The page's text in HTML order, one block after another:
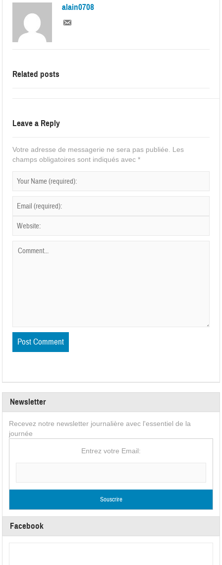
alain0708
Related posts
Leave a Reply
Votre adresse de messagerie ne sera pas publiée. Les
champs obligatoires sont indiqués avec*
Newsletter
Recevez notre newsletter journalière avec l'essentiel de la
journée
Entrez votre Email:
Facebook